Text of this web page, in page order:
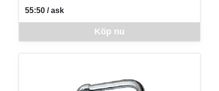
Köp nu
55:50 / ask
SEK per ASK